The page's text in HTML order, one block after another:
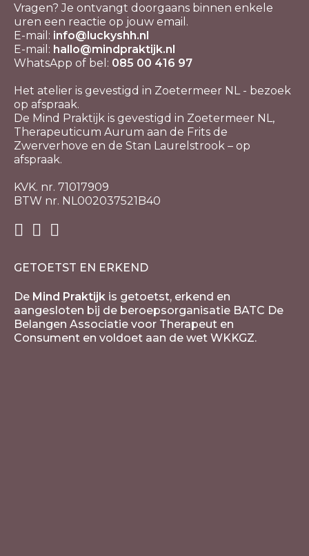
Vragen? Je ontvangt doorgaans binnen enkele
uren een reactie op jouw email.
E-mail: info@luckyshh.nl
E-mail: hallo@mindpraktijk.nl
WhatsApp of bel: 085 00 416 97
Het atelier is gevestigd in Zoetermeer NL - bezoek
op afspraak.
De Mind Praktijk is gevestigd in Zoetermeer NL,
Therapeuticum Aurum aan de Frits de
Zwerverhove en de Stan Laurelstrook – op
afspraak.
KVK. nr. 71017909
BTW nr. NL002037521B40
GETOETST EN ERKEND
De Mind Praktijk is getoetst, erkend en
aangesloten bij de beroepsorganisatie BATC De
Belangen Associatie voor Therapeut en
Consument en voldoet aan de wet WKKGZ.